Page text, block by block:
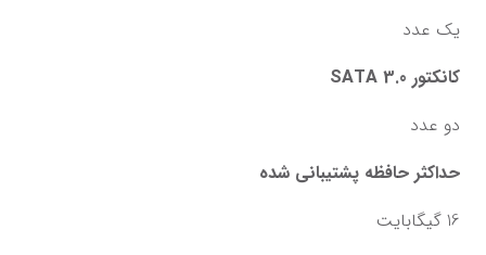
یک عدد
کانکتور SATA 3.0
دو عدد
حداکثر حافظه پشتیبانی شده
16 گیگابایت